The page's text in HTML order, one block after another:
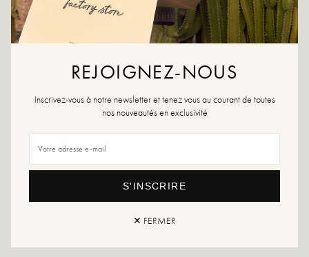
Ontdek nu snel onze prachtige, vergulde sieraden die de tand des tijds
doorstaan. Eindeloos combineren, mismatchen en opstapelen.
Lengte ketting: 45 cm
Onze waardevolle gebruikstips: Uw nieuwe vergulde sieraad is bedekt met
voorzichtig mee te zijn. Parfum of andere bijtende vloeistoffen kunnen de glans
wrijven om het weer wat nieuw leven in te blazen.
REJOIGNEZ-NOUS
Inscrivez-vous à notre newsletter et tenez vous au courant de toutes
nos nouveautés en exclusivité
S'INSCRIRE
✕ FERMER